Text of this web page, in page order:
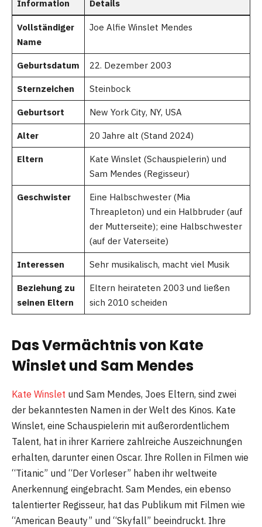
Information Details
Vollständiger
Name
Joe Alfie Winslet Mendes
Geburtsdatum 22. Dezember 2003
Sternzeichen Steinbock
Geburtsort New York City, NY, USA
Alter 20 Jahre alt (Stand 2024)
Eltern
Kate Winslet (Schauspielerin) und
Sam Mendes (Regisseur)
Geschwister
Eine Halbschwester (Mia
Threapleton) und ein Halbbruder (auf
der Mutterseite); eine Halbschwester
(auf der Vaterseite)
Interessen Sehr musikalisch, macht viel Musik
Beziehung zu
seinen Eltern
Eltern heirateten 2003 und ließen
sich 2010 scheiden
Das Vermächtnis von Kate
Winslet und Sam Mendes
Kate Winslet und Sam Mendes, Joes Eltern, sind zwei
der bekanntesten Namen in der Welt des Kinos. Kate
Winslet, eine Schauspielerin mit außerordentlichem
Talent, hat in ihrer Karriere zahlreiche Auszeichnungen
erhalten, darunter einen Oscar. Ihre Rollen in Filmen wie
“Titanic” und “Der Vorleser” haben ihr weltweite
Anerkennung eingebracht. Sam Mendes, ein ebenso
talentierter Regisseur, hat das Publikum mit Filmen wie
“American Beauty” und “Skyfall” beeindruckt. Ihre